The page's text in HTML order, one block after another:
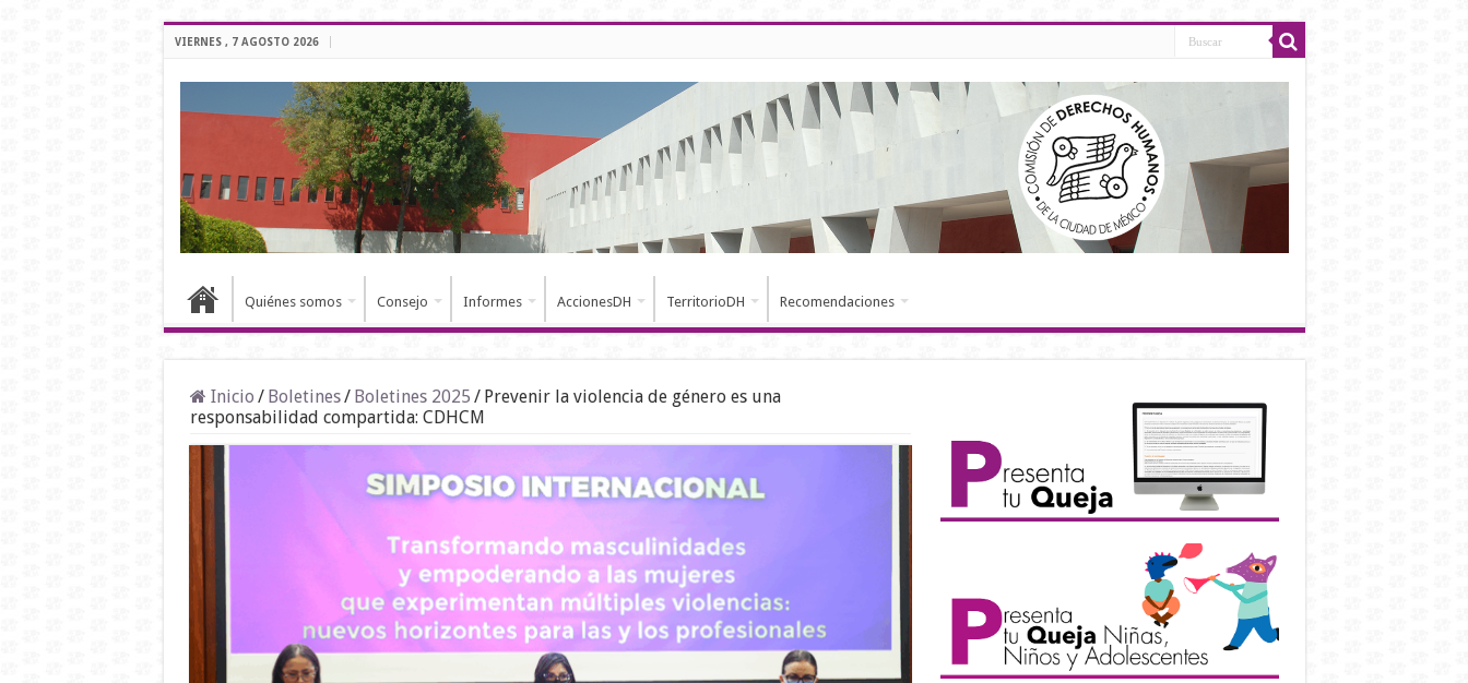
VIERNES , 7 AGOSTO 2026
Quiénes somos Consejo Informes AccionesDH TerritorioDH Recomendaciones
Inicio / Boletines/ Boletines 2025 / Prevenir la violencia de género es una
responsabilidad compartida: CDHCM